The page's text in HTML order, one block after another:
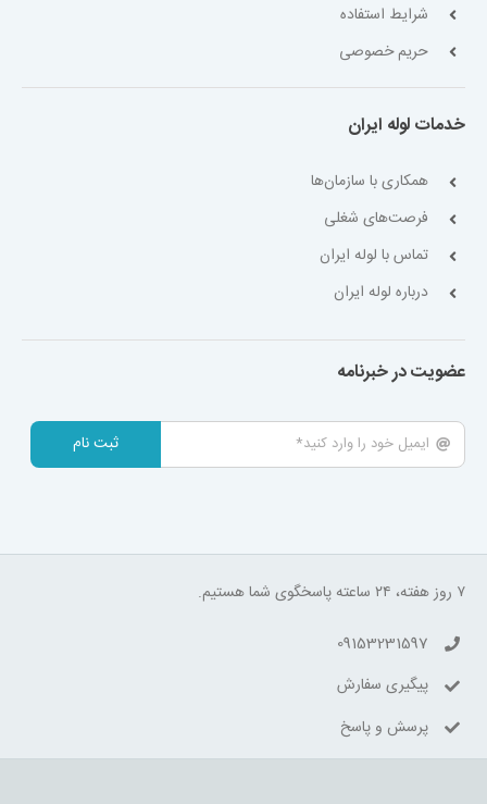
شرایط استفاده
حریم خصوصی
خدمات لوله ایران
همکاری با سازمان‌ها
فرصت‌های شغلی
تماس با لوله ایران
درباره لوله ایران
عضویت در خبرنامه
ثبت نام
۷ روز هفته، ۲۴ ساعته پاسخگوی شما هستیم.
09153231597
پیگیری سفارش
پرسش و پاسخ